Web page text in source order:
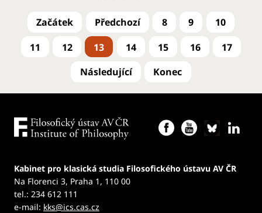
8 9
10
11
12 13 14 15 16 17
Kabinet pro klasická studia Filosofického ústavu AV ČR
Na Florenci 3, Praha 1, 110 00
tel.: 234 612 111
e-mail: kks@ics.cas.cz